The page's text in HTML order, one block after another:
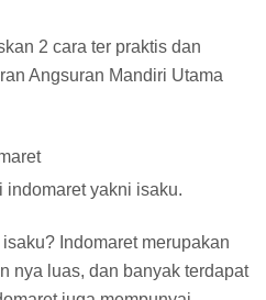
2 cara ter praktis dan
Angsuran Mandiri Utama
yakni isaku.
Indomaret merupakan
nya luas, dan banyak terdapat